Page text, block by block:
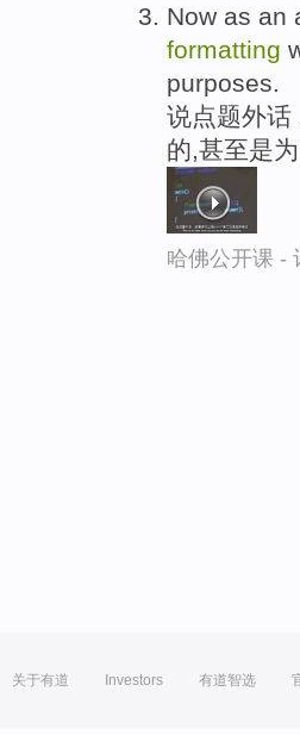
Now as an
formatting
purposes.
说点题外话
的,甚至是
哈佛公开课 -
关于有道 Investors 有道智选